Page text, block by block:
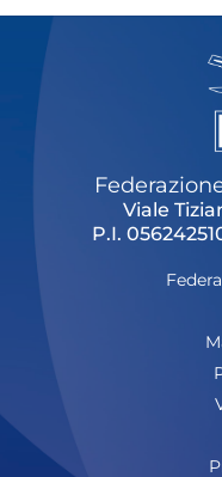
Feed
Dove siamo
Federazione
Fita HUB
Viale
P.I.